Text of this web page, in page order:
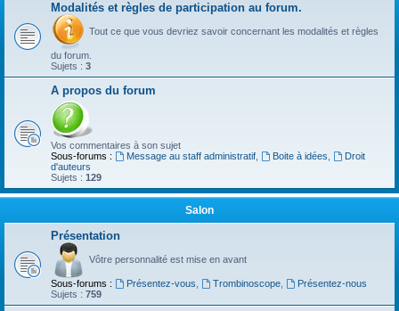
Modalités et règles de participation au forum.
Tout ce que vous devriez savoir concernant les modalités et règles
du forum.
Sujets : 3
A propos du forum
Vos commentaires à son sujet
Sous-forums :
Message au staff administratif, Boite à idées
Droit
d'auteurs
Sujets : 129
Salon
Présentation
Vôtre personnalité est mise en avant
Sous-forums : Présentez-vous Trombinoscope,
Présentez-nous
Sujets : 759